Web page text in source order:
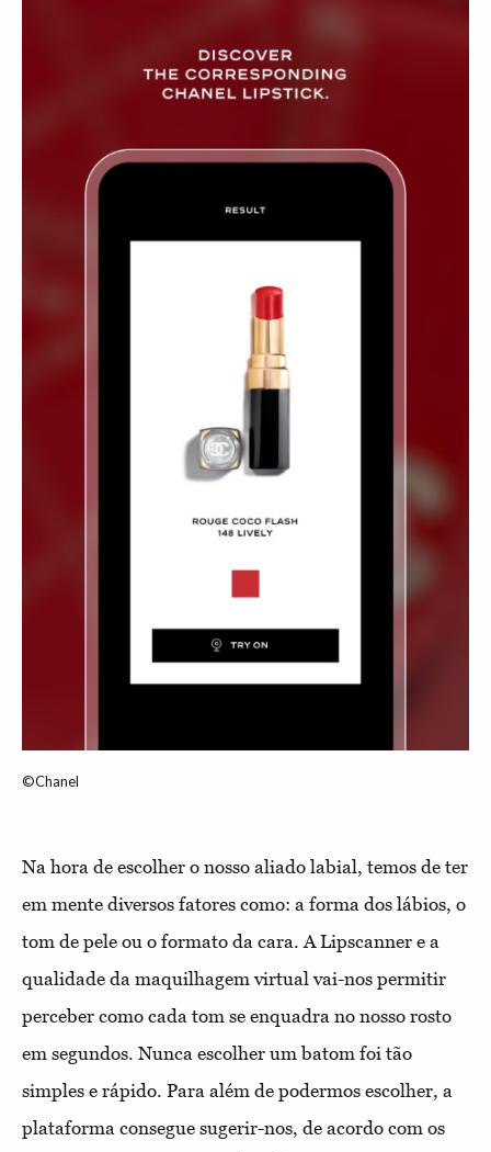
©Chanel
Na hora de escolher o nosso aliado labial, temos de ter
em mente diversos fatores como: a forma dos lábios, o
tom de pele ou o formato da cara. A Lipscanner e a
qualidade da maquilhagem virtual vai-nos permitir
perceber como cada tom se enquadra no nosso rosto
em segundos. Nunca escolher um batom foi tão
simples e rápido. Para além de podermos escolher, a
plataforma consegue sugerir-nos, de acordo com os